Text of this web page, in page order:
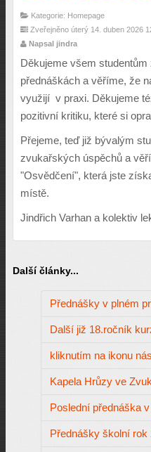
Kategorie: Homepage
Zveřejněno úterý 14. duben 2026
Napsal jindra
Děkujeme všem studentům
přednáškách a věříme, že
využijí v praxi. Děkujeme
pozitivní kritiku, které si
Přejeme, teď již bývalým
zvukařských úspěchů a
"Osvědčení", která jste
místě.
Jindřich Varhan a kolektiv
Další články...
Přednášky v plném
Další již 18.ročník
kliknutím na ikonu
Kapela Hrůzy ve
Poslední přednáška
Přednášky školní rok